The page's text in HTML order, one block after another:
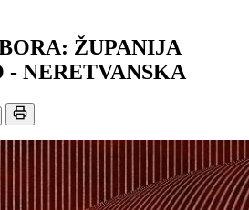
ŽUPANIJA
- NERETVANSKA